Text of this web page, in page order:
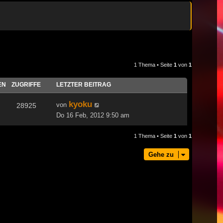
1 Thema • Seite 1 von 1
ZUGRIFFE LETZTER BEITRAG
28925 von kyoku
Do 16 Feb, 2012 9:50 am
1 Thema • Seite 1 von 1
Gehe zu